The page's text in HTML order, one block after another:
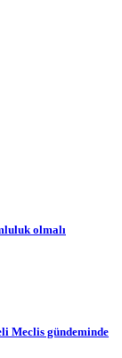
olmalı
Meclis gündeminde